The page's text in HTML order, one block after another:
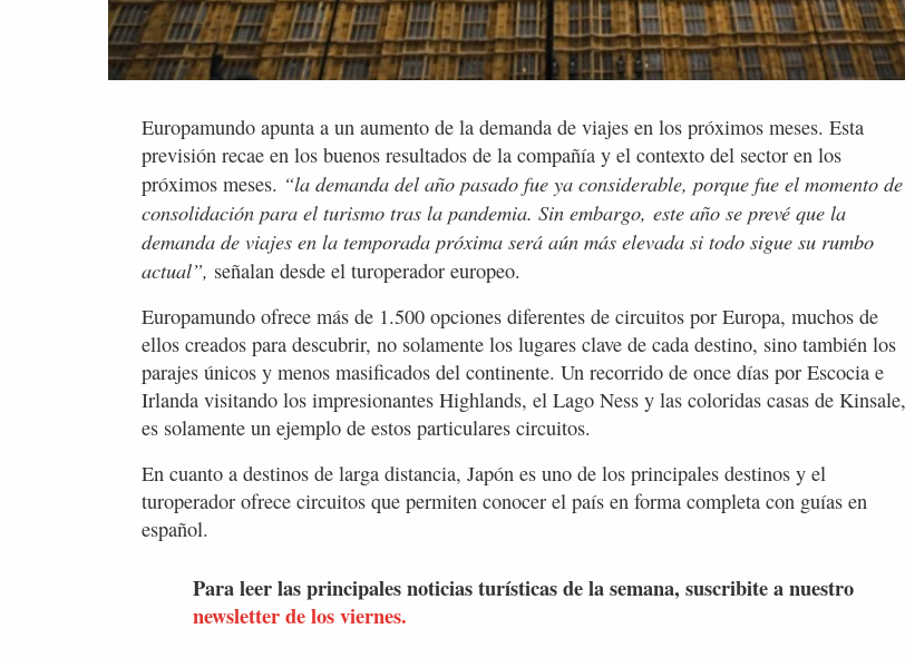
Europamundo apunta a un aumento de la demanda de viajes en los próximos meses. Esta
previsión recae en los buenos resultados de la compañía y el contexto del sector en los
próximos meses. “la demanda del año pasado fue ya considerable, porque fue el momento de
consolidación para el turismo tras la pandemia. Sin embargo, este año se prevé que la
demanda de viajes en la temporada próxima será aún más elevada si todo sigue su rumbo
actual”, señalan desde el turoperador europeo.
Europamundo ofrece más de 1.500 opciones diferentes de circuitos por Europa, muchos de
ellos creados para descubrir, no solamente los lugares clave de cada destino, sino también los
parajes únicos y menos masificados del continente. Un recorrido de once días por Escocia e
Irlanda visitando los impresionantes Highlands, el Lago Ness y las coloridas casas de Kinsale,
es solamente un ejemplo de estos particulares circuitos.
En cuanto a destinos de larga distancia, Japón es uno de los principales destinos y el
turoperador ofrece circuitos que permiten conocer el país en forma completa con guías en
español.
Para leer las principales noticias turísticas de la semana, suscribite a nuestro
newsletter de los viernes.